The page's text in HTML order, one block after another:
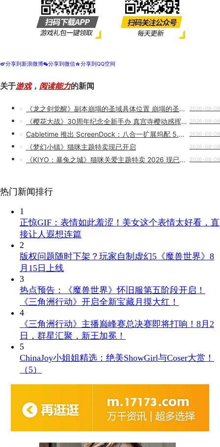
t分享到新浪微博w分享到微信z分享到QQ空间
关于游戏， 阅读能力的新闻
《龙之剑觉醒》副本崩塌的圣域具体位置 崩塌的圣域怎么进去 2026-08-08
《樱花大战》30周年纪念全新手办 真宫寺樱动感挥刀 2026-08-08
Cabletime 推出 ScreenDock：八合一扩展坞配 5.5 英寸 720P 屏幕 2026-08-08
《梦幻小镇》猫咪主题特卖现已开启 2026-08-08
《KIYO：暴兔之城》猫咪关爱主题特卖 2026 现已开启！ 2026-08-08
热门新闻排行
1
正惊GIF：表情如此羞涩！美女这个表情太好看，直
接让人遐想连篇
2
版权问题随时下架？玩家自制虚幻5《魔兽世界》8
月15日上线
3
热点预告：《魔兽世界》怀旧服第五阶段开启！
《三角洲行动》开启全新宝藏月摸大红！
4
《三角洲行动》主播巅峰赛总决赛即将打响！8月2
日，群星汇聚，新王加冕！
5
ChinaJoy小姐姐精选：绝美ShowGirl与Coser大赏！
（5）